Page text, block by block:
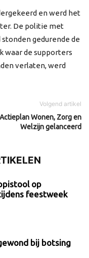
en werd het
De politie met
gedurende de
waar de supporters
verlaten, werd
Volgend artikel
Actieplan Wonen, Zorg en
Welzijn gelanceerd
op
feestweek
bij botsing